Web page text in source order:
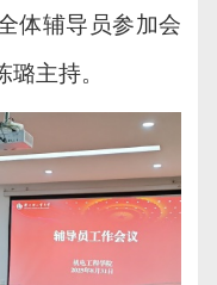
体辅导员参加会
主持。